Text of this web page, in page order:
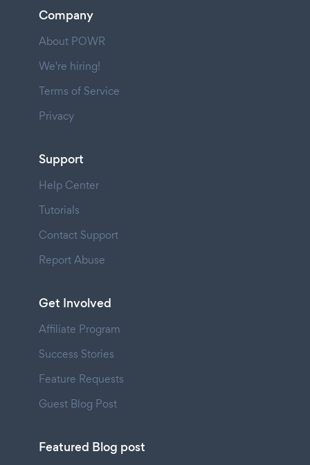
Company
About POWR
We're hiring!
Terms of Service
Privacy
Support
Help Center
Tutorials
Contact Support
Report Abuse
Get Involved
Affiliate Program
Success Stories
Feature Requests
Guest Blog Post
Featured Blog post